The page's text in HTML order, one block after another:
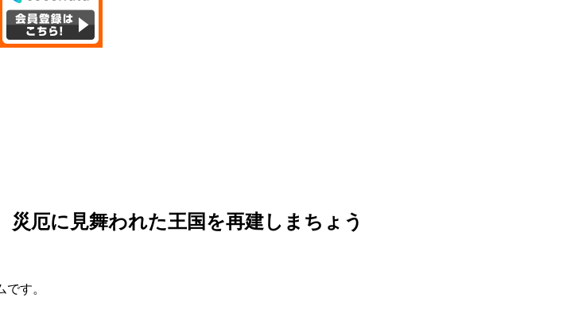
災厄に見舞われた王国を再建しまちょう
す。